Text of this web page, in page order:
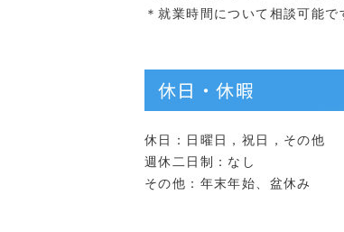
＊就業時間について相談可能で
休日・休暇
休日：日曜日，祝日，その他
週休二日制：なし
その他：年末年始、盆休み